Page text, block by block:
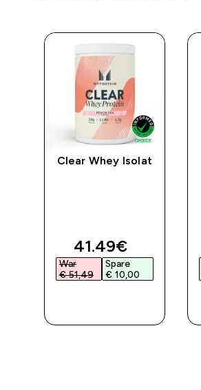
Clear Whey Isolat
discounted price
41.49€‎
War
€ 51,49‎
Spare
€ 10,00‎